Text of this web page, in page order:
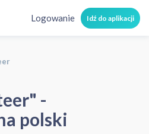
Logowanie Idź do aplikacji
-
polski